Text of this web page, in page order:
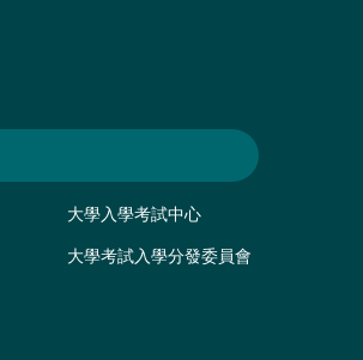
大學入學考試中心
大學考試入學分發委員會